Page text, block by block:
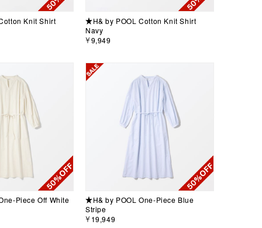
Knit Shirt
★H& by POOL Cotton Knit Shirt
Navy
￥9,949
Piece Off White
★H& by POOL One-Piece Blue
Stripe
￥19,949